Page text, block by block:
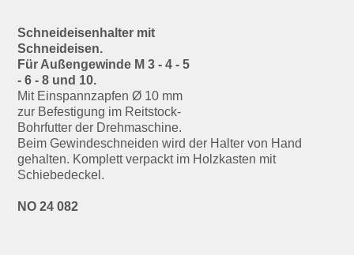
Schneideisenhalter mit
Schneideisen.
Für Außengewinde M 3 - 4 - 5
- 6 - 8 und 10.
Mit Einspannzapfen Ø 10 mm
zur Befestigung im Reitstock-
Bohrfutter der Drehmaschine.
Beim Gewindeschneiden wird der Halter von Hand
gehalten. Komplett verpackt im Holzkasten mit
Schiebedeckel.
NO 24 082